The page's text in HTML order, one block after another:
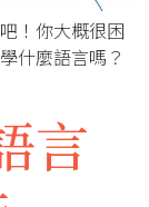
！你大概很困
什麼語言嗎？
言